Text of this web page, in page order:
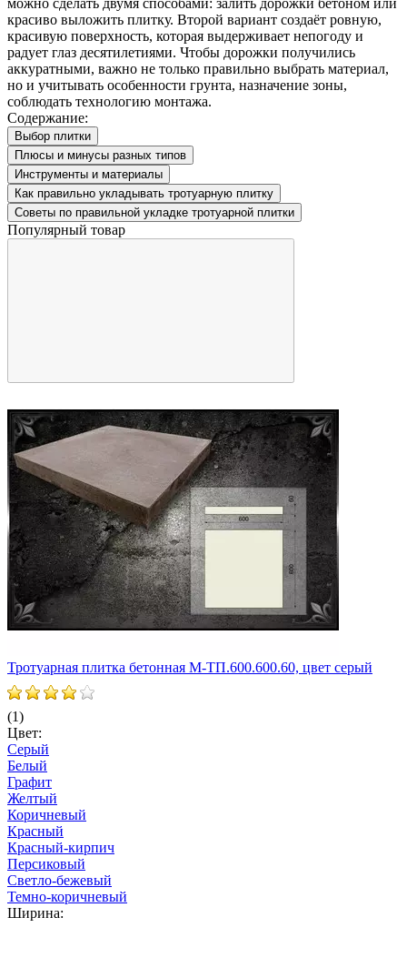
красиво выложить плитку. Второй вариант создаёт ровную,
красивую поверхность, которая выдерживает непогоду и
радует глаз десятилетиями. Чтобы дорожки получились
аккуратными, важно не только правильно выбрать материал,
но и учитывать особенности грунта, назначение зоны,
соблюдать технологию монтажа.
Содержание:
Выбор плитки
Плюсы и минусы разных типов
Инструменты и материалы
Как правильно укладывать тротуарную плитку
Советы по правильной укладке тротуарной плитки
Популярный товар
Тротуарная плитка бетонная М-ТП.600.600.60, цвет серый
(1)
Цвет:
Серый
Белый
Графит
Желтый
Коричневый
Красный
Красный-кирпич
Персиковый
Светло-бежевый
Темно-коричневый
Ширина: